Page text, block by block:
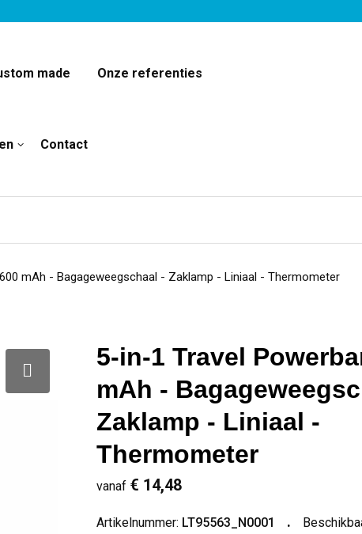
made Onze referenties
Contact
mAh - Bagageweegschaal - Zaklamp - Liniaal - Thermometer
5-in-1 Travel
mAh -
Zaklamp - Liniaal -
Thermometer
vanaf € 14,48
Artikelnummer: LT95563_N0001